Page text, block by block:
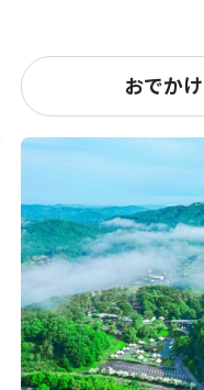
おでか